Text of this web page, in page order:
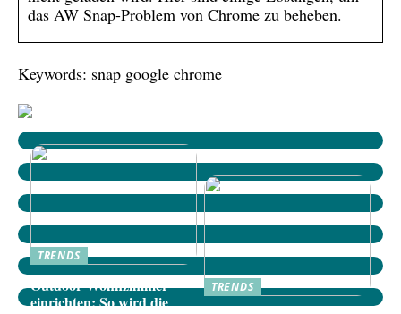
das AW Snap-Problem von Chrome zu beheben.
Keywords: snap google chrome
TRENDS
Outdoor-Wohnzimmer
einrichten: So wird die
TRENDS